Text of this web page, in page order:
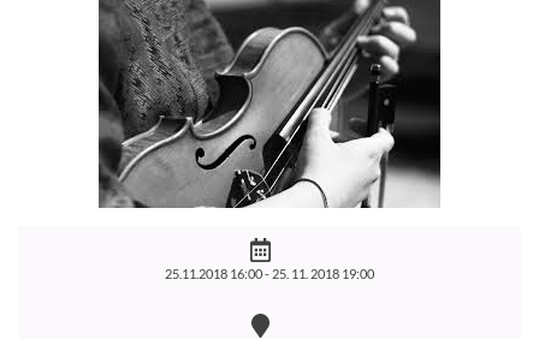
25.11.2018 16:00 - 25. 11. 2018 19:00